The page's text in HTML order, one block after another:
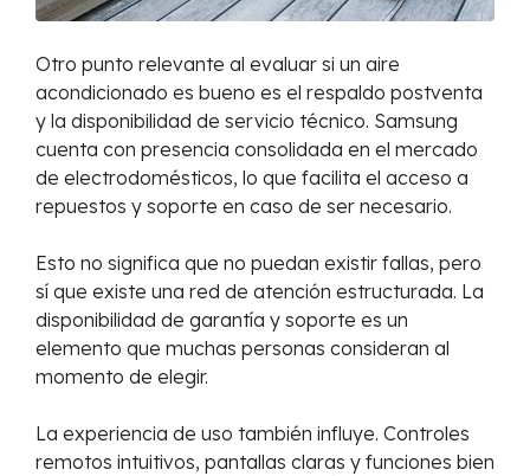
Otro punto relevante al evaluar si un aire
acondicionado es bueno es el respaldo postventa
y la disponibilidad de servicio técnico. Samsung
cuenta con presencia consolidada en el mercado
de electrodomésticos, lo que facilita el acceso a
repuestos y soporte en caso de ser necesario.
Esto no significa que no puedan existir fallas, pero
sí que existe una red de atención estructurada. La
disponibilidad de garantía y soporte es un
elemento que muchas personas consideran al
momento de elegir.
La experiencia de uso también influye. Controles
remotos intuitivos, pantallas claras y funciones bien